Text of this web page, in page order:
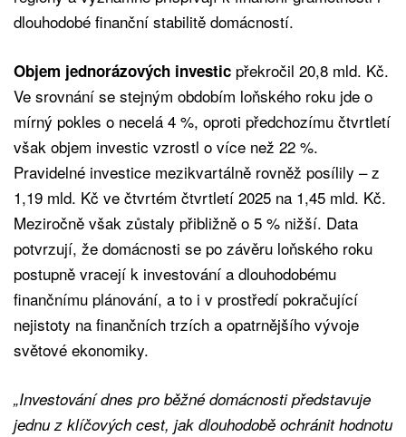
dlouhodobé finanční stabilitě domácností.
Objem jednorázových investic překročil 20,8 mld. Kč.
Ve srovnání se stejným obdobím loňského roku jde o
mírný pokles o necelá 4 %, oproti předchozímu čtvrtletí
však objem investic vzrostl o více než 22 %.
Pravidelné investice mezikvartálně rovněž posílily – z
1,19 mld. Kč ve čtvrtém čtvrtletí 2025 na 1,45 mld. Kč.
Meziročně však zůstaly přibližně o 5 % nižší. Data
potvrzují, že domácnosti se po závěru loňského roku
postupně vracejí k investování a dlouhodobému
finančnímu plánování, a to i v prostředí pokračující
nejistoty na finančních trzích a opatrnějšího vývoje
světové ekonomiky.
„Investování dnes pro běžné domácnosti představuje
jednu z klíčových cest, jak dlouhodobě ochránit hodnotu